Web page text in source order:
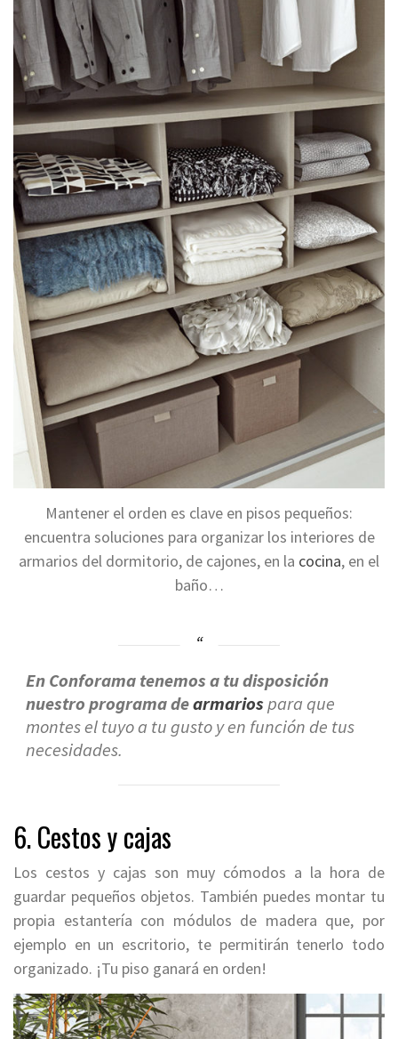
Mantener el orden es clave en pisos pequeños:
encuentra soluciones para organizar los interiores de
armarios del dormitorio, de cajones, en la cocina, en el
baño…
En Conforama tenemos a tu disposición
nuestro programa dearmariospara que
montes el tuyo a tu gusto y en función de tus
necesidades.
6. Cestos y cajas
Los cestos y cajas son muy cómodos a la hora de
guardar pequeños objetos. También puedes montar tu
propia estantería con módulos de madera que, por
ejemplo en un escritorio, te permitirán tenerlo todo
organizado. ¡Tu piso ganará en orden!